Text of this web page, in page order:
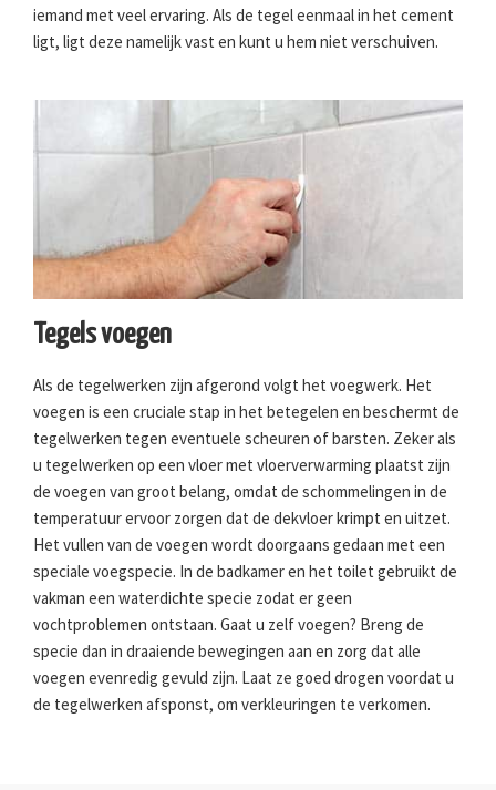
iemand met veel ervaring. Als de tegel eenmaal in het cement
ligt, ligt deze namelijk vast en kunt u hem niet verschuiven.
Tegels voegen
Als de tegelwerken zijn afgerond volgt het voegwerk. Het
voegen is een cruciale stap in het betegelen en beschermt de
tegelwerken tegen eventuele scheuren of barsten. Zeker als
u tegelwerken op een vloer met vloerverwarming plaatst zijn
de voegen van groot belang, omdat de schommelingen in de
temperatuur ervoor zorgen dat de dekvloer krimpt en uitzet.
Het vullen van de voegen wordt doorgaans gedaan met een
speciale voegspecie. In de badkamer en het toilet gebruikt de
vakman een waterdichte specie zodat er geen
vochtproblemen ontstaan. Gaat u zelf voegen? Breng de
specie dan in draaiende bewegingen aan en zorg dat alle
voegen evenredig gevuld zijn. Laat ze goed drogen voordat u
de tegelwerken afsponst, om verkleuringen te verkomen.